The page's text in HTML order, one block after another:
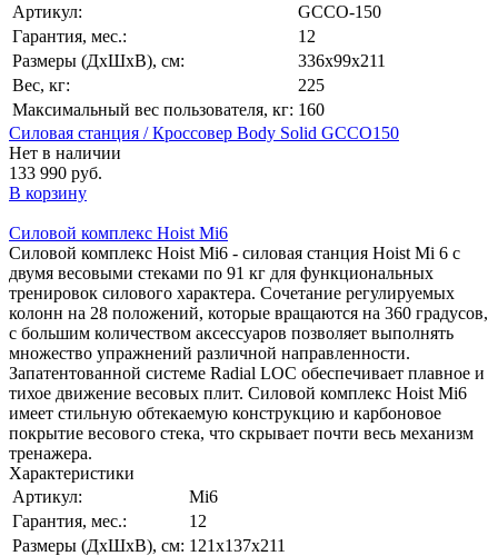
Артикул:
GCCO-150
Гарантия, мес.:
12
Размеры (ДхШхВ), см:
336х99х211
Вес, кг:
225
Максимальный вес пользователя, кг: 160
Силовая станция / Кроссовер Body Solid GCCO150
Нет в наличии
133 990 руб.
В корзину
Силовой комплекс Hoist Mi6
Силовой комплекс Hoist Mi6 - силовая станция Hoist Mi 6 с
двумя весовыми стеками по 91 кг для функциональных
тренировок силового характера. Сочетание регулируемых
колонн на 28 положений, которые вращаются на 360 градусов,
с большим количеством аксессуаров позволяет выполнять
множество упражнений различной направленности.
Запатентованной системе Radial LOC обеспечивает плавное и
тихое движение весовых плит. Силовой комплекс Hoist Mi6
имеет стильную обтекаемую конструкцию и карбоновое
покрытие весового стека, что скрывает почти весь механизм
тренажера.
Характеристики
Артикул:
Mi6
Гарантия, мес.:
12
Размеры (ДхШхВ), см: 121х137х211